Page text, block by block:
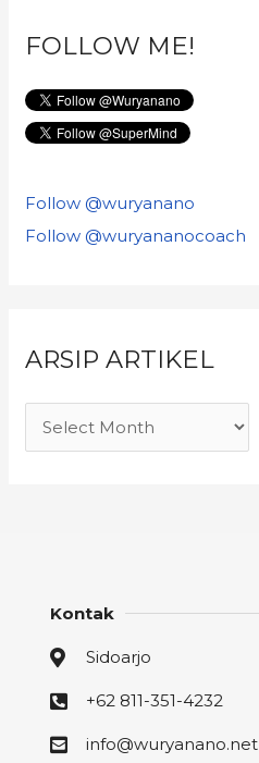
FOLLOW ME!
Follow @wuryanano
Follow @wuryananocoach
ARSIP ARTIKEL
Kontak
Sidoarjo
+62 811-351-4232
info@wuryanano.net